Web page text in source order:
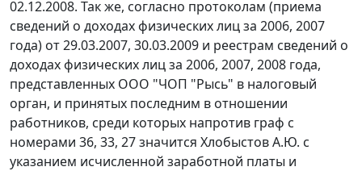
02.12.2008. Так же, согласно протоколам (приема
сведений о доходах физических лиц за 2006, 2007
года) от 29.03.2007, 30.03.2009 и реестрам сведений о
доходах физических лиц за 2006, 2007, 2008 года,
представленных ООО "ЧОП "Рысь" в налоговый
орган, и принятых последним в отношении
работников, среди которых напротив граф с
номерами 36, 33, 27 значится Хлобыстов А.Ю. с
указанием исчисленной заработной платы и